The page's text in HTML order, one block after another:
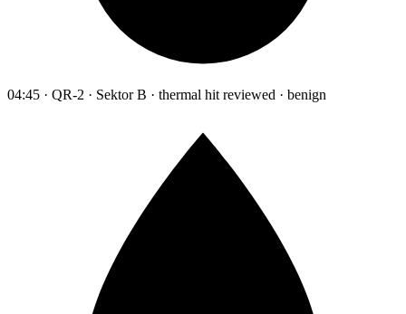
04:45 · QR-2 · Sektor B · thermal hit reviewed · benign